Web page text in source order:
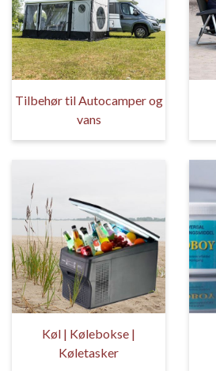
Tilbehør til Autocamper og
vans
Køl | Kølebokse |
Køletasker